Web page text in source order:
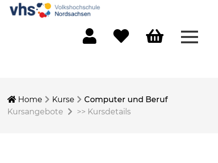
Home Kurse
Computer und Beruf
Kursangebote
>> Kursdetails